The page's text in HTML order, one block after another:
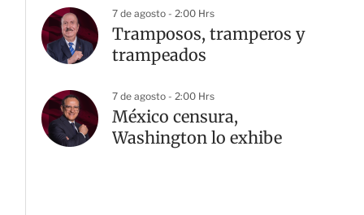
7 de agosto - 2:00 Hrs
Tramposos, tramperos y
trampeados
7 de agosto - 2:00 Hrs
México censura,
Washington lo exhibe